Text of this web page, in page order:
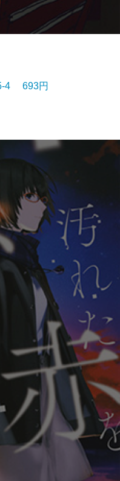
4 693円